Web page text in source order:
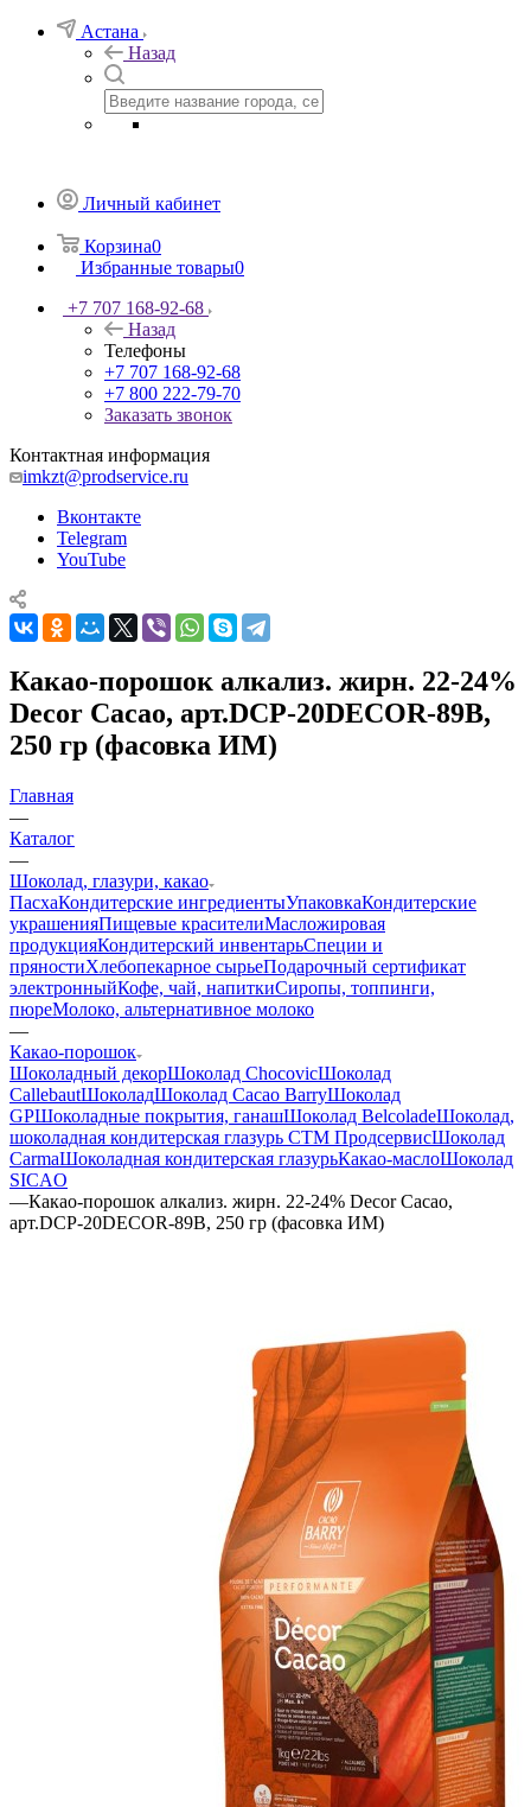
Астана
Назад
Личный кабинет
Корзина0
Избранные товары0
+7 707 168-92-68
Назад
Телефоны
+7 707 168-92-68
+7 800 222-79-70
Заказать звонок
Контактная информация
imkzt@prodservice.ru
Вконтакте
Telegram
YouTube
Какао-порошок алкализ. жирн. 22-24%
Decor Cacao, арт.DCP-20DECOR-89B,
250 гр (фасовка ИМ)
Главная
—
Каталог
—
Шоколад, глазури, какао
ПасхаКондитерские ингредиентыУпаковкаКондитерские
украшенияПищевые красителиМасложировая
продукцияКондитерский инвентарьСпеции и
пряностиХлебопекарное сырьеПодарочный сертификат
электронныйКофе, чай, напиткиСиропы, топпинги,
пюреМолоко, альтернативное молоко
—
Какао-порошок
Шоколадный декорШоколад ChocovicШоколад
CallebautШоколадШоколад Cacao BarryШоколад
GPШоколадные покрытия, ганашШоколад BelcoladeШоколад,
шоколадная кондитерская глазурь СТМ ПродсервисШоколад
CarmaШоколадная кондитерская глазурьКакао-маслоШоколад
SICAO
—Какао-порошок алкализ. жирн. 22-24% Decor Cacao,
арт.DCP-20DECOR-89B, 250 гр (фасовка ИМ)